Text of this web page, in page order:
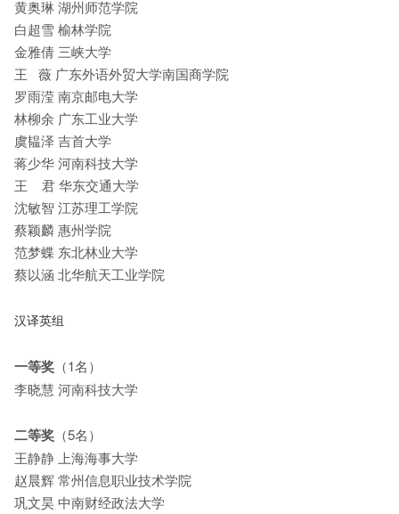
黄奥琳 湖州师范学院
白超雪 榆林学院
金雅倩 三峡大学
王 薇 广东外语外贸大学南国商学院
罗雨滢 南京邮电大学
林柳余 广东工业大学
虞韫泽 吉首大学
蒋少华 河南科技大学
王 君 华东交通大学
沈敏智 江苏理工学院
蔡颖麟 惠州学院
范梦蝶 东北林业大学
蔡以涵 北华航天工业学院
汉译英组
一等奖 （1名）
李晓慧 河南科技大学
二等奖 （5名）
王静静 上海海事大学
赵晨辉 常州信息职业技术学院
巩文昊 中南财经政法大学